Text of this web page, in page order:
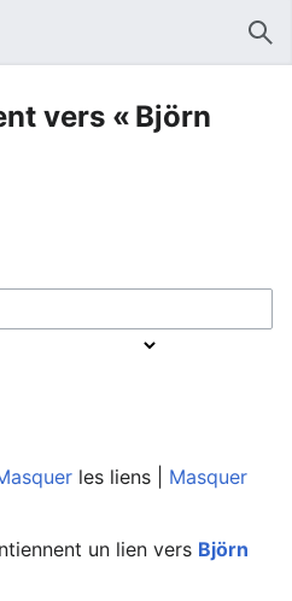
vers « Björn
les liens | Masquer
un lien vers Björn